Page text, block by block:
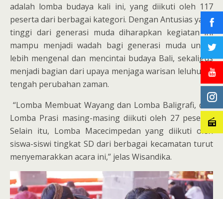
adalah lomba budaya kali ini, yang diikuti oleh 117
peserta dari berbagai kategori. Dengan Antusias yang
tinggi dari generasi muda diharapkan kegiatan ini
mampu menjadi wadah bagi generasi muda untuk
lebih mengenal dan mencintai budaya Bali, sekaligus
menjadi bagian dari upaya menjaga warisan leluhur di
tengah perubahan zaman.
“Lomba Membuat Wayang dan Lomba Baligrafi, dan
Lomba Prasi masing-masing diikuti oleh 27 peserta.
Selain itu, Lomba Macecimpedan yang diikuti oleh
siswa-siswi tingkat SD dari berbagai kecamatan turut
menyemarakkan acara ini,” jelas Wisandika.